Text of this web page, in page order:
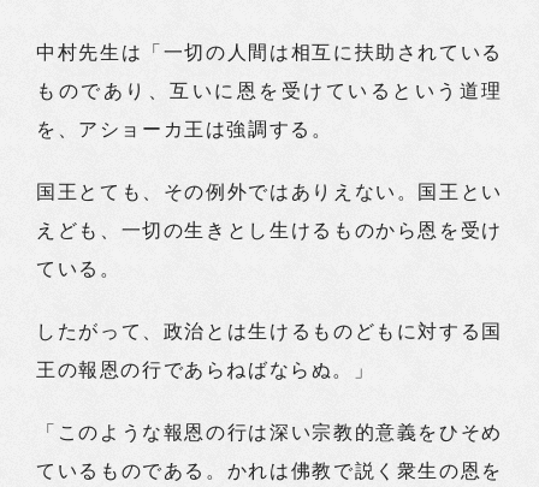
中村先生は「一切の人間は相互に扶助されている
ものであり、互いに恩を受けているという道理
を、アショーカ王は強調する。
国王とても、その例外ではありえない。国王とい
えども、一切の生きとし生けるものから恩を受け
ている。
したがって、政治とは生けるものどもに対する国
王の報恩の行であらねばならぬ。」
「このような報恩の行は深い宗教的意義をひそめ
ているものである。かれは佛教で説く衆生の恩を